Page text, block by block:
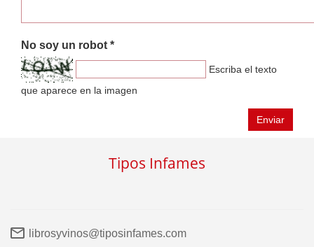
No soy un robot *
Escriba el texto
que aparece en la imagen
Enviar
Tipos Infames
librosyvinos@tiposinfames.com